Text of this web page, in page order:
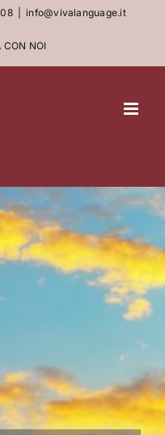
info@vivalanguage.it
CON NOI